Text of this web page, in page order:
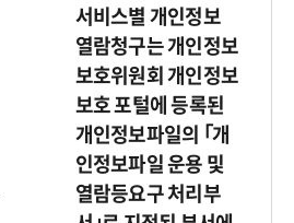
서비스별 개인정보
열람청구는 개인정보
보호위원회 개인정보
보호 포털에 등록된
개인정보파일의 ｢개
인정보파일 운용 및
열람등요구 처리부